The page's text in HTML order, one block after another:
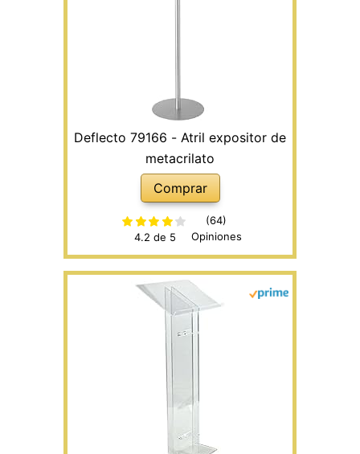
Deflecto 79166 - Atril expositor de
metacrilato
Comprar
4.2 de 5
(64)
Opiniones